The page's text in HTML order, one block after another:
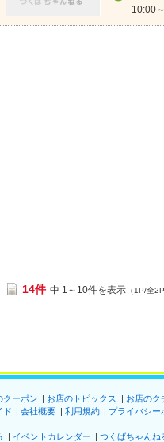
10:00
14件 中 1～10件を表示 （1P/全2P
クーポン お店のトピックス お店のク
ド 会社概要 利用規約 プライバシー
イベントカレンダー つくばちゃんね